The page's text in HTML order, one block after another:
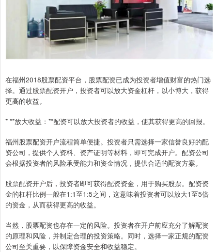
在福州2018股票配资平台，股票配资已成为投资者增值财富的热门选
择。通过股票配资开户，投资者可以放大资金杠杆，以小博大，获得
更高的收益。
* **放大收益：**配资可以放大投资者的收益，使其获得更高的回报。
福州股票配资开户流程简单便捷。投资者只需选择一家信誉良好的配
资公司，提供个人资料、资产证明等材料，即可完成开户。配资公司
会根据投资者的风险承受能力和资金情况，提供合适的配资方案。
股票配资开户后，投资者即可获得配资资金，用于购买股票。配资资
金的杠杆比例一般在1:1至1:5之间，这意味着投资者可以放大1至5倍
的资金，从而获得更高的收益。
当然，股票配资也存在一定的风险。投资者在开户前应充分了解配资
的原理和风险，并制定合理的投资策略。同时，选择一家正规的配资
公司至关重要，以保障资金安全和收益稳定。